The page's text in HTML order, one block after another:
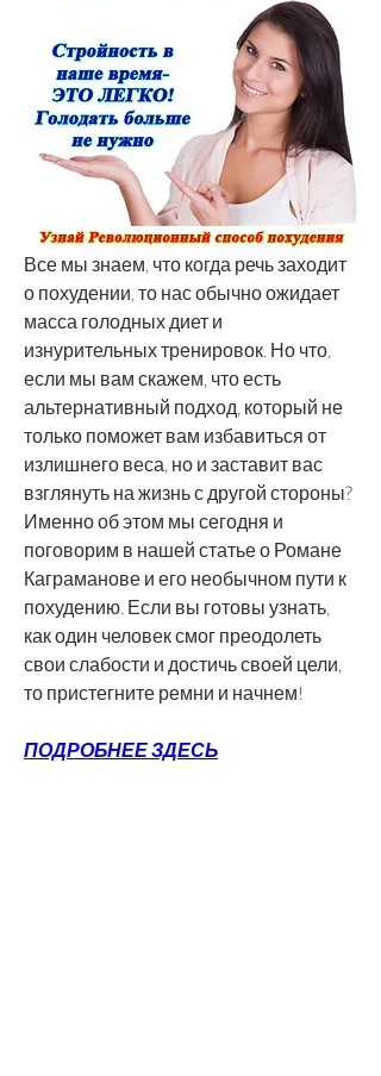
Все мы знаем, что когда речь заходит
о похудении, то нас обычно ожидает
масса голодных диет и
изнурительных тренировок. Но что,
если мы вам скажем, что есть
альтернативный подход, который не
только поможет вам избавиться от
излишнего веса, но и заставит вас
взглянуть на жизнь с другой стороны?
Именно об этом мы сегодня и
поговорим в нашей статье о Романе
Каграманове и его необычном пути к
похудению. Если вы готовы узнать,
как один человек смог преодолеть
свои слабости и достичь своей цели,
то пристегните ремни и начнем!
ПОДРОБНЕЕ ЗДЕСЬ